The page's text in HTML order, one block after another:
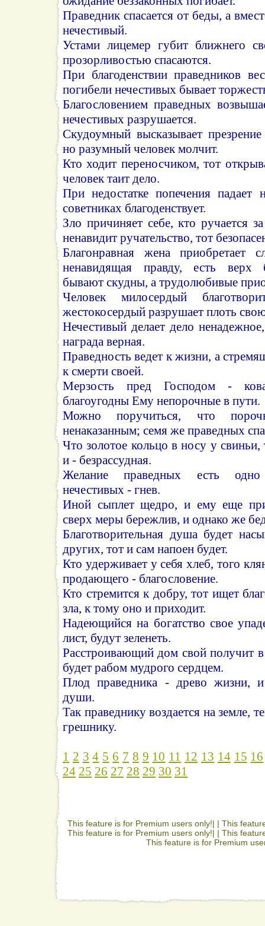
Праведник спасается от беды, а
нечестивый.
Устами лицемер губит ближнего
прозорливостью спасаются.
При благоденствии праведников
погибели нечестивых бывает
Благословением праведных
нечестивых разрушается.
Скудоумный высказывает
но разумный человек молчит.
Кто ходит переносчиком, тот
человек таит дело.
При недостатке попечения
советниках благоденствует.
Зло причиняет себе, кто ручается
ненавидит ручательство, тот
Благонравная жена приобретает
ненавидящая правду, есть верх
бывают скудны, а трудолюбивые
Человек милосердый
жестокосердый разрушает плоть
Нечестивый делает дело
награда верная.
Праведность ведет к жизни, а
к смерти своей.
Мерзость пред Господом -
благоугодны Ему непорочные в пути.
Можно поручиться, что
ненаказанным; семя же праведных
Что золотое кольцо в носу у
и - безрассудная.
Желание праведных есть
нечестивых - гнев.
Иной сыплет щедро, и ему еще
сверх меры бережлив, и однако же
Благотворительная душа будет
других, тот и сам напоен будет.
Кто удерживает у себя хлеб, того
продающего - благословение.
Кто стремится к добру, тот ищет
зла, к тому оно и приходит.
Надеющийся на богатство свое
лист, будут зеленеть.
Расстроивающий дом свой получит
будет рабом мудрого сердцем.
Плод праведника - древо жизни,
души.
Так праведнику воздается на земле,
грешнику.
1 2 3 4 5 6 7 8 9 10 11 12 13 14 15 16
24 25 26 27 28 29 30 31
This feature is for Premium users only!| | This
This feature is for Premium users only!| | This
This feature is for Premium